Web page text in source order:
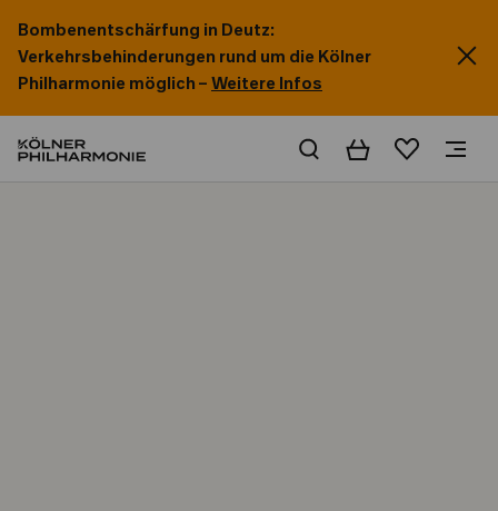
Bombenentschärfung in Deutz:
Verkehrsbehinderungen rund um die Kölner
Philharmonie möglich – Weitere Infos
WarenkorbMerkliste